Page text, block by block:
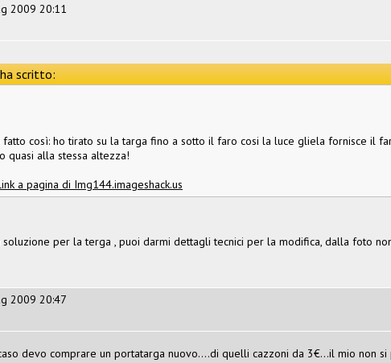
2009 20:11
scritto:
fatto così: ho tirato su la targa fino a sotto il faro cosi la luce gliela fornisce il
quasi alla stessa altezza!
a pagina di Img144.imageshack.us
soluzione per la terga , puoi darmi dettagli tecnici per la modifica, dalla foto
2009 20:47
devo comprare un portatarga nuovo....di quelli cazzoni da 3€...il mio non